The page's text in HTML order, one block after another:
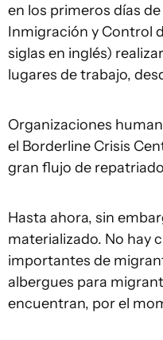
en los primeros días
Inmigración y Control
siglas en inglés)
lugares de trabajo,
Organizaciones
el Borderline Crisis
gran flujo de
Hasta ahora, sin
materializado. No hay
importantes de
albergues para
encuentran, por el